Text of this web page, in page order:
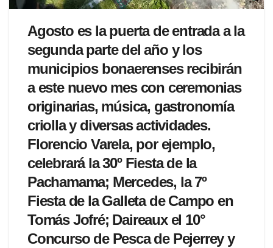
Agosto es la puerta de entrada a la
segunda parte del año y los
municipios bonaerenses recibirán
a este nuevo mes con ceremonias
originarias, música, gastronomía
criolla y diversas actividades.
Florencio Varela, por ejemplo,
celebrará la 30º Fiesta de la
Pachamama; Mercedes, la 7º
Fiesta de la Galleta de Campo en
Tomás Jofré; Daireaux el 10°
Concurso de Pesca de Pejerrey y